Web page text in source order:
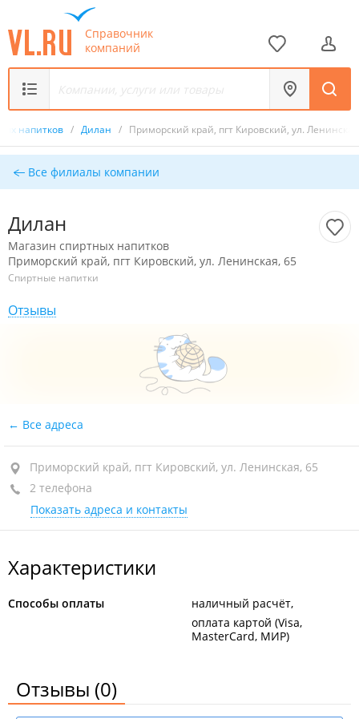
Справочник
компаний
напитков / Дилан / Приморский край, пгт Кировский, ул.
Все филиалы компании
Дилан
Магазин спиртных напитков
Приморский край, пгт Кировский, ул. Ленинская, 65
Спиртные напитки
Отзывы
Все адреса
Приморский край, пгт Кировский, ул. Ленинская, 65
2 телефона
Показать адреса и контакты
Характеристики
Способы оплаты
наличный расчёт
оплата картой (Visa,
MasterCard, МИР)
Отзывы (0)